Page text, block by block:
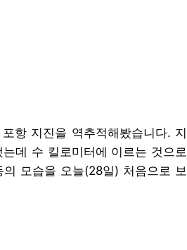
항 지진을 역추적해봤습니다. 지
데 수 킬로미터에 이르는 것으로
모습을 오늘(28일) 처음으로 보